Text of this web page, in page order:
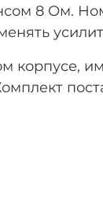
8 Ом.
корпусе,